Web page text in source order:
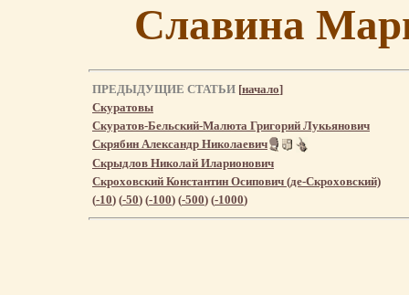
Славина
ПРЕДЫДУЩИЕ СТАТЬИ [начало]
Скуратовы
Скуратов-Бельский-Малюта Григорий Лукьянович
Скрябин Александр Николаевич
Скрыдлов Николай Иларионович
Скроховский Константин Осипович (де-Скроховский)
(-10) (-50) (-100) (-500) (-1000)